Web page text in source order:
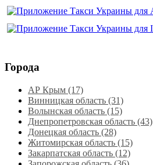
Города
АР Крым (17)
Винницкая область (31)
Волынская область (15)
Днепропетровская область‎ (43)
Донецкая область (28)
Житомирская область (15)
Закарпатская область (12)